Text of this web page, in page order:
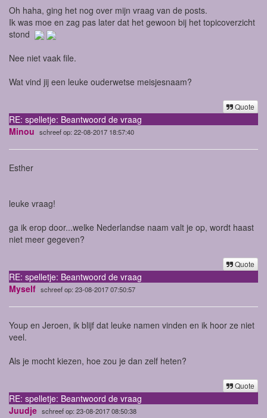
Oh haha, ging het nog over mijn vraag van de posts.
Ik was moe en zag pas later dat het gewoon bij het topicoverzicht
stond
Nee niet vaak file.
Wat vind jij een leuke ouderwetse meisjesnaam?
Quote
RE: spelletje: Beantwoord de vraag
Minou schreef op: 22-08-2017 18:57:40
Esther
leuke vraag!
ga ik erop door...welke Nederlandse naam valt je op, wordt haast
niet meer gegeven?
Quote
RE: spelletje: Beantwoord de vraag
Myself schreef op: 23-08-2017 07:50:57
Youp en Jeroen, ik blijf dat leuke namen vinden en ik hoor ze niet
veel.
Als je mocht kiezen, hoe zou je dan zelf heten?
Quote
RE: spelletje: Beantwoord de vraag
Juudje schreef op: 23-08-2017 08:50:38